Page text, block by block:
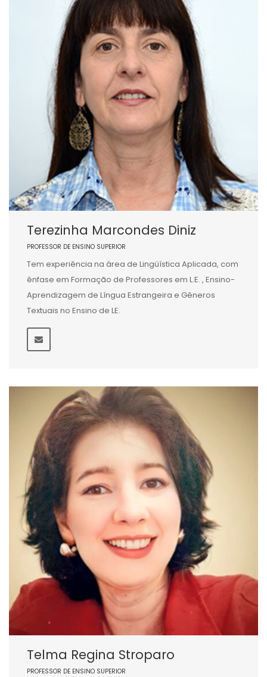
Terezinha Marcondes Diniz
PROFESSOR DE ENSINO SUPERIOR
Tem experiência na área de Lingüística Aplicada, com
ênfase em Formação de Professores em L.E. , Ensino-
Aprendizagem de Língua Estrangeira e Gêneros
Textuais no Ensino de LE.
Telma Regina Stroparo
PROFESSOR DE ENSINO SUPERIOR